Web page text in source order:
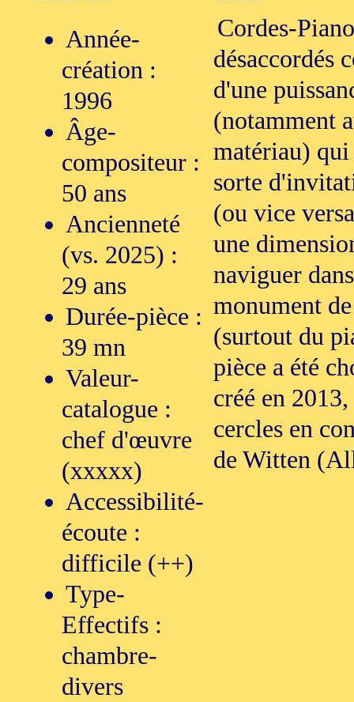
Année-
création :
1996
Âge-
compositeur :
50 ans
Ancienneté
(vs. 2025) :
29 ans
Durée-pièce :
39 mn
Valeur-
catalogue :
chef d'œuvre
(xxxxx)
Accessibilité-
écoute :
difficile (++)
Type-
Effectifs :
chambre-
divers
Cordes-
désaccordés
d'une
(notamment
matériau) qui
sorte
(ou vice
une
naviguer
monument
(surtout du
pièce a été
créé en
cercles en
de Witten